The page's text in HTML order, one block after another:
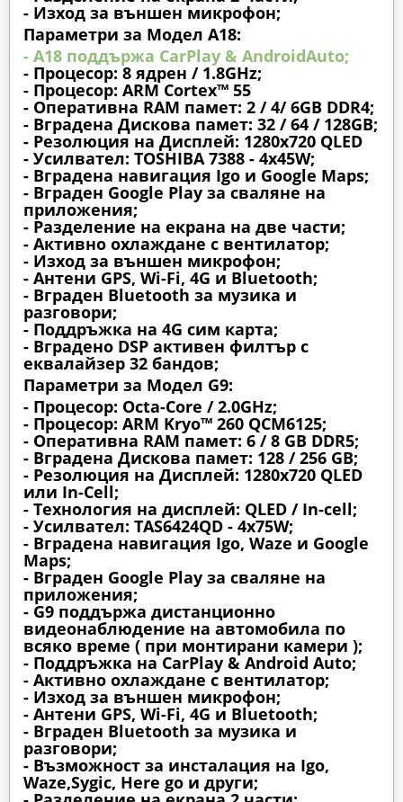
- Изход за външен микрофон;
Параметри за Модел A18:
- A18 поддържа CarPlay & AndroidAuto;
- Процесор: 8 ядрен / 1.8GHz;
- Процесор: ARM Cortex™ 55
- Оперативна RAM памет: 2 / 4/ 6GB DDR4;
- Вградена Дискова памет: 32 / 64 / 128GB;
- Резолюция на Дисплей: 1280х720 QLED
- Усилвател: TOSHIBA 7388 - 4x45W;
- Вградена навигация Igo и Google Maps;
- Вграден Google Play за сваляне на
приложения;
- Разделение на екрана на две части;
- Активно охлаждане с вентилатор;
- Изход за външен микрофон;
- Антени GPS, Wi-Fi, 4G и Bluetooth;
- Вграден Bluetooth за музика и
разговори;
- Поддръжка на 4G сим карта;
- Вградено DSP активен филтър с
еквалайзер 32 бандов;
Параметри за Модел G9:
- Процесор: Octa-Core / 2.0GHz;
- Процесор: ARM Kryo™ 260 QCM6125;
- Оперативна RAM памет: 6 / 8 GB DDR5;
- Вградена Дискова памет: 128 / 256 GB;
- Резолюция на Дисплей: 1280х720 QLED
или In-Cell;
- Технология на дисплей: QLED / In-cell;
- Усилвател: TAS6424QD - 4x75W;
- Вградена навигация Igo, Waze и Google
Maps;
- Вграден Google Play за сваляне на
приложения;
- G9 поддържа дистанционно
видеонаблюдение на автомобила по
всяко време ( при монтирани камери );
- Поддръжка на CarPlay & Android Auto;
- Активно охлаждане с вентилатор;
- Изход за външен микрофон;
- Антени GPS, Wi-Fi, 4G и Bluetooth;
- Вграден Bluetooth за музика и
разговори;
- Възможност за инсталация на Igo,
Waze,Sygic, Here go и други;